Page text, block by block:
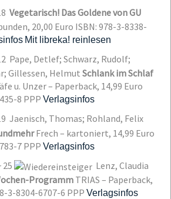
Vegetarisch! Das Goldene von GU
20,00 Euro ISBN: 978-3-8338-
Mit libreka! reinlesen
Pape, Detlef; Schwarz, Rudolf;
Gillessen, Helmut Schlank im Schlaf
u. Unzer – Paperback, 14,99 Euro
8 PPP Verlagsinfos
Jaenisch, Thomas; Rohland, Felix
Frech – kartoniert, 14,99 Euro
7 PPP Verlagsinfos
25
Lenz, Claudia
Programm TRIAS – Paperback,
3-8304-6707-6 PPP Verlagsinfos